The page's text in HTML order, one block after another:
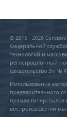
© 2015 - 2026
Федеральной
технологий и
регистрационный
свидетельство Эл №
Использование
предварительного
прямая
воспроизведении